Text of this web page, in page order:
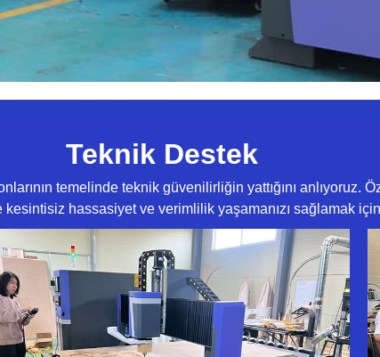
Teknik Destek
temelinde teknik güvenilirliğin yattığını anlıyoruz.
hassasiyet ve verimlilik yaşamanızı sağlamak için